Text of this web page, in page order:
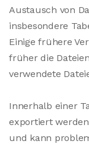
Austausch von
insbesondere
Einige frühere
früher die
verwendete
Innerhalb einer
exportiert
und kann